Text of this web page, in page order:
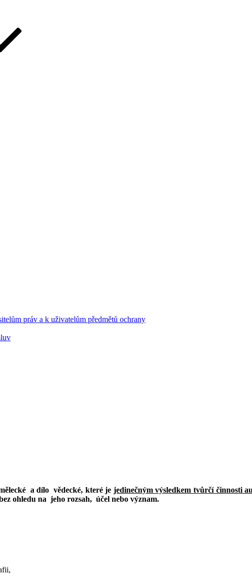
práv a k uživatelům předmětů ochrany
a dílo vědecké, které je jedinečným výsledkem tvůrčí činnosti
ohledu na jeho rozsah, účel nebo význam.